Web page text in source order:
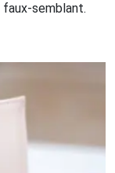
faux-semblant.